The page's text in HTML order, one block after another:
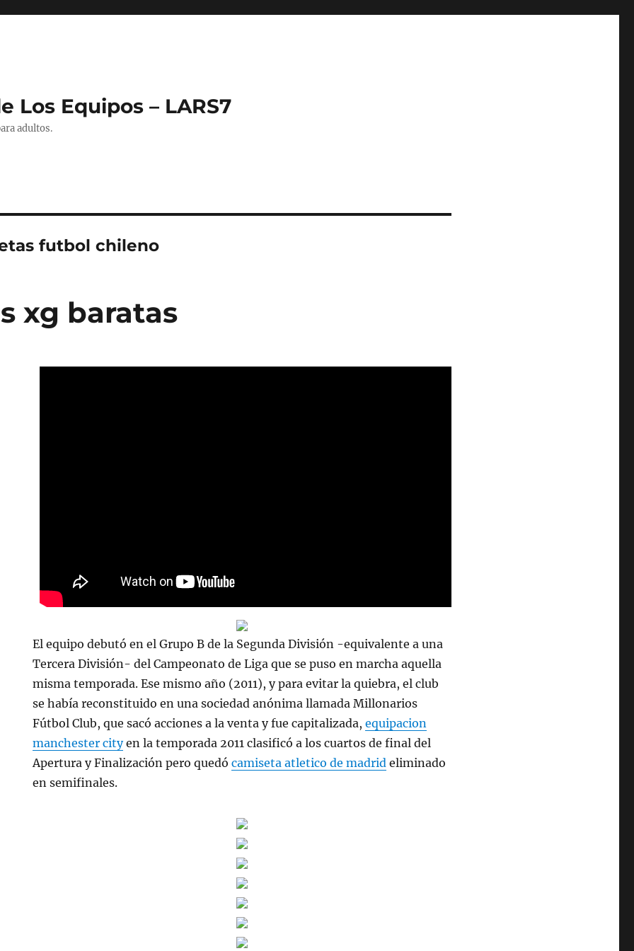
Los Equipos – LARS7
adultos.
futbol chileno
xg baratas
El equipo debutó en el Grupo B de la Segunda División -equivalente a una
Tercera División- del Campeonato de Liga que se puso en marcha aquella
misma temporada. Ese mismo año (2011), y para evitar la quiebra, el club
se había reconstituido en una sociedad anónima llamada Millonarios
Fútbol Club, que sacó acciones a la venta y fue capitalizada,equipacion
manchester cityen la temporada 2011 clasificó a los cuartos de final del
Apertura y Finalización pero quedócamiseta atletico de madrid eliminado
en semifinales.